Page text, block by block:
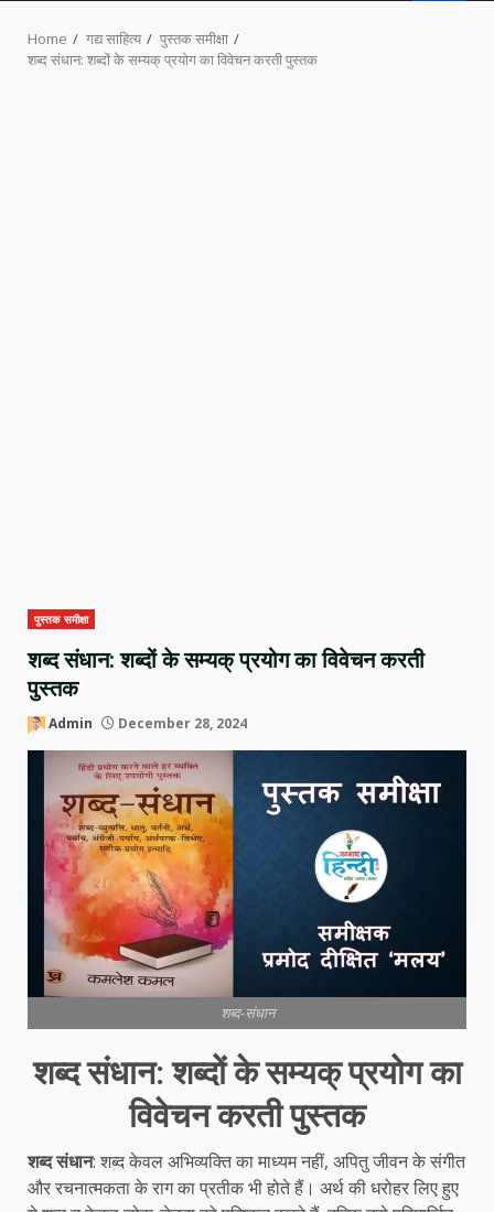
Home गद्य साहित्य
पुस्तक समीक्षा
शब्द संधान: शब्दों के सम्यक् प्रयोग का विवेचन करती पुस्तक
पुस्तक समीक्षा
शब्द संधान: शब्दों के सम्यक् प्रयोग का विवेचन करती
पुस्तक
Admin December 28, 2024
शब्द-संधान
शब्द संधान: शब्दों के सम्यक् प्रयोग का
विवेचन करती पुस्तक
शब्द संधान: शब्द केवल अभिव्यक्ति का माध्यम नहीं, अपितु जीवन के संगीत
और रचनात्मकता के राग का प्रतीक भी होते हैं। अर्थ की धरोहर लिए हुए